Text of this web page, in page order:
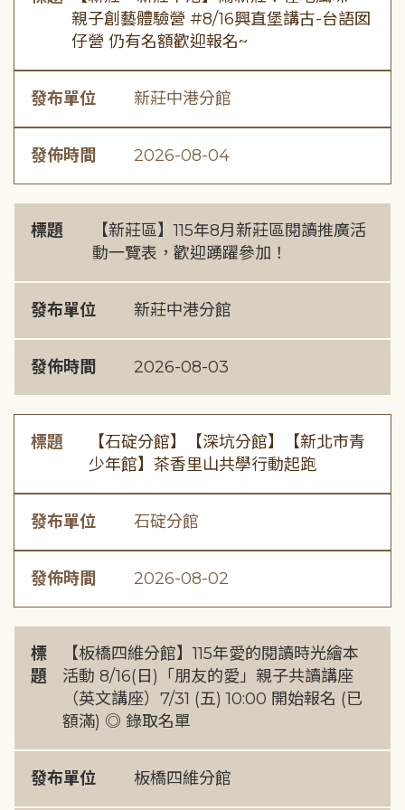
親子創藝體驗營 #8/16興直堡講古-台語囡
仔營 仍有名額歡迎報名~
發布單位 新莊中港分館
發佈時間 2026-08-04
標題
【新莊區】115年8月新莊區閱讀推廣活
動一覽表，歡迎踴躍參加！
發布單位 新莊中港分館
發佈時間 2026-08-03
標題
【石碇分館】【深坑分館】【新北市青
少年館】茶香里山共學行動起跑
發布單位 石碇分館
發佈時間 2026-08-02
標
題
【板橋四維分館】115年愛的閱讀時光繪本
活動 8/16(日)「朋友的愛」親子共讀講座
（英文講座）7/31 (五) 10:00 開始報名 (已
額滿) ◎ 錄取名單
發布單位 板橋四維分館